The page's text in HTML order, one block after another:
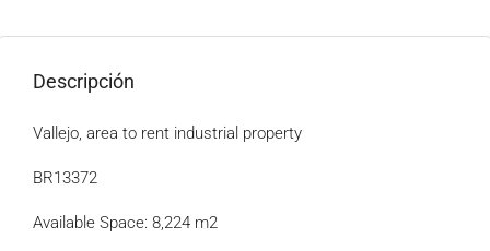
Descripción
Vallejo, area to rent industrial property
BR13372
Available Space: 8,224 m2